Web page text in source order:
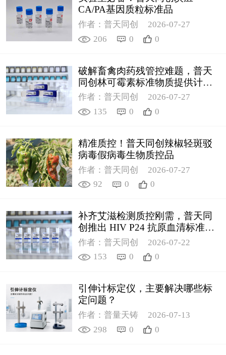
CA/PA基因质粒标准品
作者：普天同创
2026-07-27
206
0 0
破解畜禽肉药残管控难题，普天
同创林可霉素标准物质提供计量
支撑
作者：普天同创
2026-07-27
135
0 0
精准质控！普天同创辣椒轻斑驳
病毒假病毒生物质控品
作者：普天同创
2026-07-27
92
0 0
补齐艾滋检测质控刚需，普天同
创推出 HIV P24 抗原血清标准物
质
作者：普天同创
2026-07-22
153
0 0
引伸计标定仪，主要解决哪些标
定问题？
作者：普量天铸
2026-07-13
298
0 0